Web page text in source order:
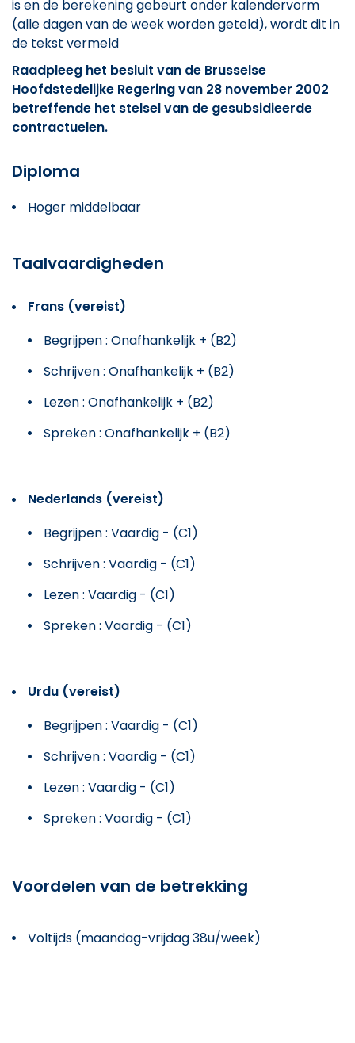
is en de berekening gebeurt onder kalendervorm
(alle dagen van de week worden geteld), wordt dit in
de tekst vermeld
Raadpleeg het besluit van de Brusselse
Hoofdstedelijke Regering van 28 november 2002
betreffende het stelsel van de gesubsidieerde
contractuelen.
Diploma
Hoger middelbaar
Taalvaardigheden
Frans (vereist)
Begrijpen : Onafhankelijk + (B2)
Schrijven : Onafhankelijk + (B2)
Lezen : Onafhankelijk + (B2)
Spreken : Onafhankelijk + (B2)
Nederlands (vereist)
Begrijpen : Vaardig - (C1)
Schrijven : Vaardig - (C1)
Lezen : Vaardig - (C1)
Spreken : Vaardig - (C1)
Urdu (vereist)
Begrijpen : Vaardig - (C1)
Schrijven : Vaardig - (C1)
Lezen : Vaardig - (C1)
Spreken : Vaardig - (C1)
Voordelen van de betrekking
Voltijds (maandag-vrijdag 38u/week)